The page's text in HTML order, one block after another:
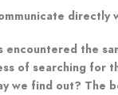
encountered the
of searching for
we find out? The